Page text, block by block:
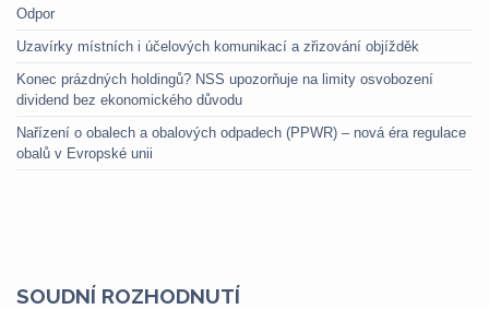
Odpor
Uzavírky místních i účelových komunikací a zřizování objížděk
Konec prázdných holdingů? NSS upozorňuje na limity osvobození
dividend bez ekonomického důvodu
Nařízení o obalech a obalových odpadech (PPWR) – nová éra regulace
obalů v Evropské unii
SOUDNÍ ROZHODNUTÍ